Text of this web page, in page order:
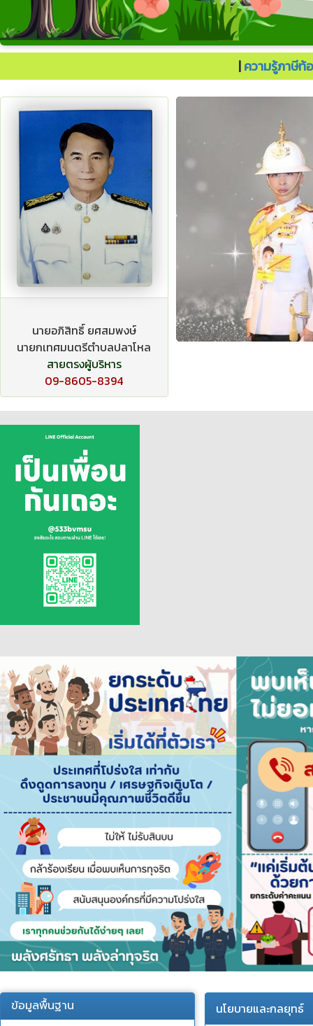
|ความรู้ภาษีท้
นายอภิสิทธิ์ ยศสมพงษ์
นายกเทศมนตรีตำบลปลาโหล
สายตรงผู้บริหาร
09-8605-8394
ประเทศไทยต้องไปต่อ.
ข้อมูลพื้นฐาน
นโยบายและกลยุทธ์